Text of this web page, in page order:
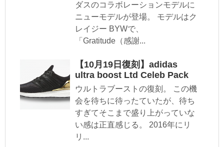
ダスのコラボレーションモデルに
ニューモデルが登場。 モデルはク
レイジー BYWで、
「Gratitude（感謝...
【10月19日復刻】adidas
ultra boost Ltd Celeb Pack
ウルトラブーストの復刻。 この機
会を待ちに待ったていたが、待ち
すぎてそこまで盛り上がっていな
い感は正直感じる。 2016年にリ
リ...